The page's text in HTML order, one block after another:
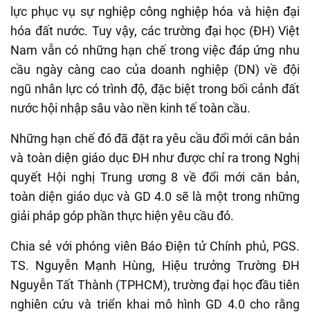
lực phục vụ sự nghiệp công nghiệp hóa và hiện đại
hóa đất nước. Tuy vậy, các trường đại học (ĐH) Việt
Nam vẫn có những hạn chế trong việc đáp ứng nhu
cầu ngày càng cao của doanh nghiệp (DN) về đội
ngũ nhân lực có trình độ, đặc biệt trong bối cảnh đất
nước hội nhập sâu vào nền kinh tế toàn cầu.
Những hạn chế đó đã đặt ra yêu cầu đổi mới căn bản
và toàn diện giáo dục ĐH như được chỉ ra trong Nghị
quyết Hội nghị Trung ương 8 về đổi mới căn bản,
toàn diện giáo dục và GD 4.0 sẽ là một trong những
giải pháp góp phần thực hiện yêu cầu đó.
Chia sẻ với phóng viên Báo Điện tử Chính phủ, PGS.
TS. Nguyễn Mạnh Hùng, Hiệu trưởng Trường ĐH
Nguyễn Tất Thành (TPHCM), trường đại học đầu tiên
nghiên cứu và triển khai mô hình GD 4.0 cho rằng